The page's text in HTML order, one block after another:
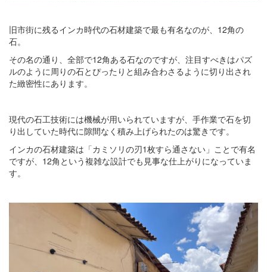
旧市街に残るインカ時代の石材建築で最も有名なのが、12角の
石。
その名の通り、全部で12角ある石なのですが、注目すべきはパズ
ルのように周りの石とぴったりと組み合わさるように切り出され
た緻密性にあります。
現代の石工技術には機械が用いられていますが、手作業で石を切
り出していた時代に隙間なく積み上げられたのは驚きです。
インカの石材建築は「カミソリの刃1枚すら通さない」ことで有名
ですが、12角という複雑な設計でも見事な仕上がりになっていま
す。